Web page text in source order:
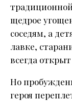
щедрое
соседям, а
лавке,
всегда
Но
героя